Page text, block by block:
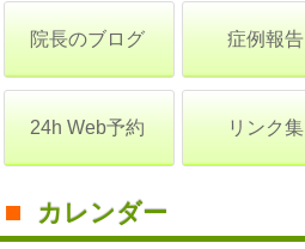
院長のブログ 症例報告
24h Web予約 リンク集
カレンダー